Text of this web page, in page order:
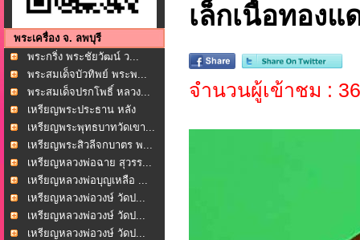
พระเครื่อง จ. ลพบุรี
พระกริ่ง พระชัยวัฒน์ ว...
พระสมเด็จบัวทิพย์ พระพ...
พระสมเด็จปรกโพธิ์ หลวง...
เหรียญพระประธาน หลัง
หล... เหรียญพระพุทธบาทวัดเขา...
เหรียญพระสิวลีจกบาตร พ...
เหรียญหลวงพ่อฉาย สุวรร...
เหรียญหลวงพ่อบุญเหลือ ...
เหรียญหลวงพ่อวงษ์ วัดป...
เหรียญหลวงพ่อวงษ์ วัดป...
เหรียญหลวงพ่อวงษ์ วัดป...
เล็กเนื้อทอง
จำนวนผู้เข้าชม :